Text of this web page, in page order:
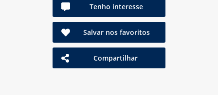
Tenho interesse
Salvar nos favoritos
Compartilhar